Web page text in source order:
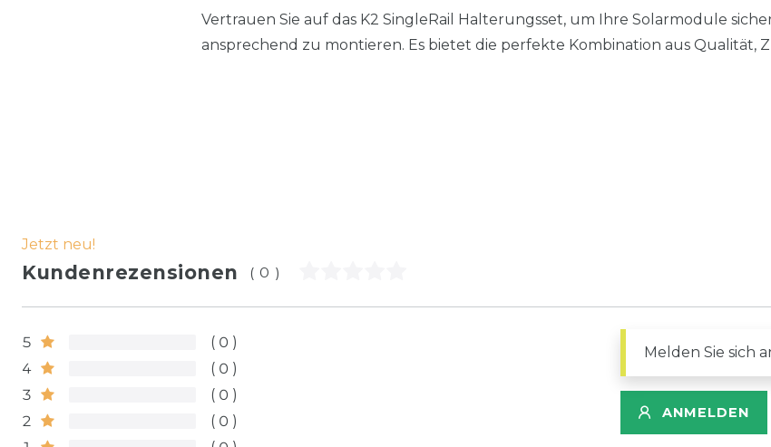
Vertrauen Sie auf das K2 SingleRail Halterungsset, um Ihre Solarmodule
ansprechend zu montieren. Es bietet die perfekte Kombination aus Qualität,
Jetzt neu!
Kundenrezensionen (0)
5
0
4
0
3
0
2
0
Melden Sie sich
ANMELDEN